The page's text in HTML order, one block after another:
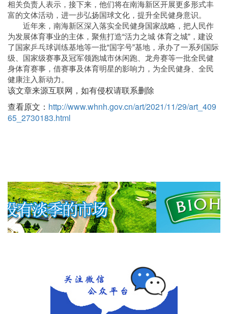
相关负责人表示，接下来，他们将在南海新区开展更多形式丰
富的文体活动，进一步弘扬国球文化，提升全民健身意识。
近年来，南海新区深入落实全民健身国家战略，把人民作
为发展体育事业的主体，聚焦打造“活力之城 体育之城”，建设
了国家乒乓球训练基地等一批“国字号”基地，承办了一系列国际
级、国家级赛事及冠军领跑城市休闲跑、龙舟赛等一批全民健
身体育赛事，借赛事及体育明星的影响力，为全民健身、全民
健康注入新动力。
该文章来源互联网，如有侵权请联系删除
查看原文： http://www.whnh.gov.cn/art/2021/11/29/art_409
65_2730183.html